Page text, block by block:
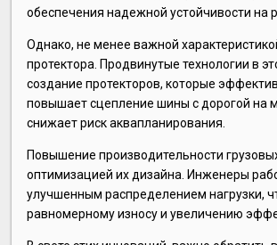
обеспечения надежной устойчивости на
Однако, не менее важной
протектора. Продвинутые технологии в
создание протекторов, которые
повышает сцепление шины с дорогой на
снижает риск аквапланирования.
Повышение производительности
оптимизацией их дизайна. Инженеры
улучшенным распределением нагрузки,
равномерному износу и увеличению